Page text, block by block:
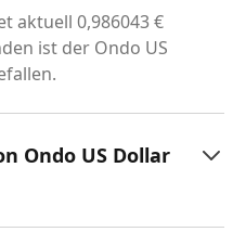
aktuell 0,986043€
ist der Ondo US
Ondo US Dollar